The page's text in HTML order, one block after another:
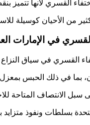
القسري لأنها تتميز
من الأحيان كوسيلة
في الإمارات
القسري في سياق النزاع
بما في ذلك الحبس
للاختفاء القسري، والخوف
بسلطات ونفوذ